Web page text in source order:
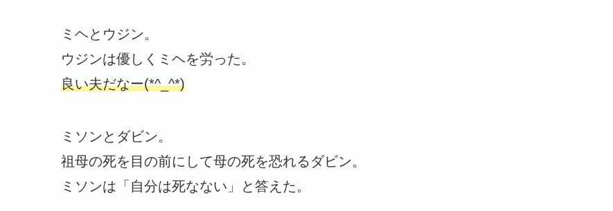
ミヘとウジン。
ウジンは優しくミヘを労った。
良い夫だなー(*^_^*)
ミソンとダビン。
祖母の死を目の前にして母の死を恐れるダビン。
ミソンは「自分は死なない」と答えた。